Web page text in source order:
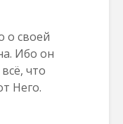
о своей
Ибо он
что
Него.